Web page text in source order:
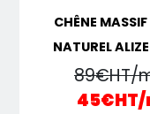
CHÊNE
NATUREL
89€HT/
45€HT/